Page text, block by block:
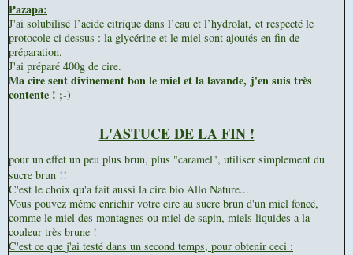
Pazapa:
J'ai solubilisé l’acide citrique dans l’eau et l’hydrolat, et respecté le
protocole ci dessus : la glycérine et le miel sont ajoutés en fin de
préparation.
J'ai préparé 400g de cire.
Ma cire sent divinement bon le miel et la lavande, j'en suis très
contente ! ;-)
L'ASTUCE DE LA FIN !
pour un effet un peu plus brun, plus "caramel", utiliser simplement du
sucre brun !!
C'est le choix qu'a fait aussi la cire bio Allo Nature...
Vous pouvez même enrichir votre cire au sucre brun d'un miel foncé,
comme le miel des montagnes ou miel de sapin, miels liquides a la
couleur très brune !
C'est ce que j'ai testé dans un second temps, pour obtenir ceci :